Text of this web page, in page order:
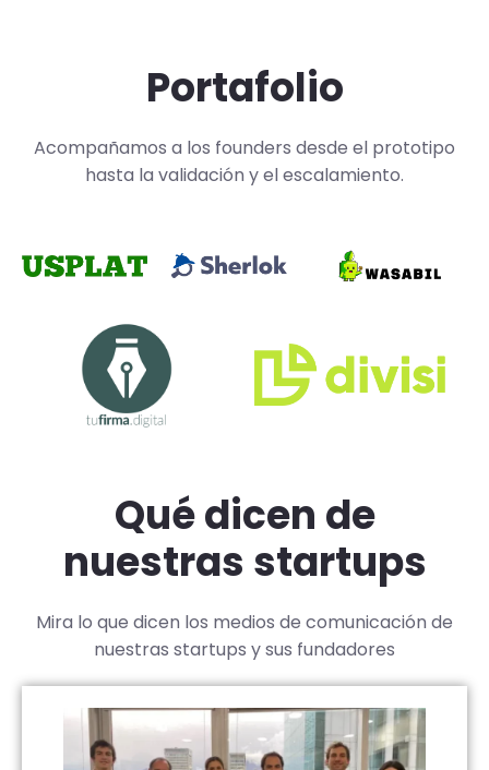
Portafolio
Acompañamos a los founders desde el prototipo
hasta la validación y el escalamiento.
Qué dicen de
nuestras startups
Mira lo que dicen los medios de comunicación de
nuestras startups y sus fundadores